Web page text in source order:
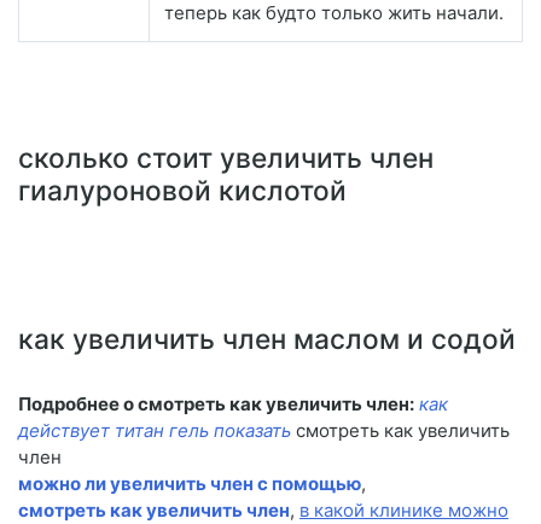
теперь как будто только жить начали.
сколько стоит увеличить член
гиалуроновой кислотой
как увеличить член маслом и содой
Подробнее о смотреть как увеличить член: как
действует титан гель показать смотреть как увеличить
член
можно ли увеличить член с помощью,
смотреть как увеличить член, в какой клинике можно